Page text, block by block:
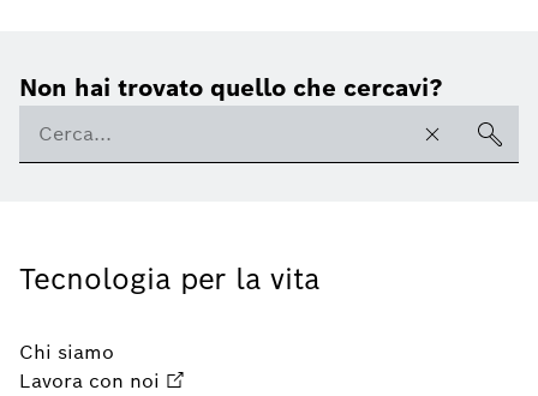
Non hai trovato quello che cercavi?
Tecnologia per la vita
Chi siamo
Lavora con noi